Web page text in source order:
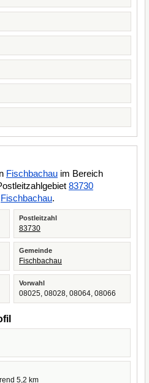
Fischbachau im Bereich
83730
Fischbachau.
Postleitzahl
83730
Gemeinde
Fischbachau
Vorwahl
08025, 08028, 08064, 08066
5,2 km